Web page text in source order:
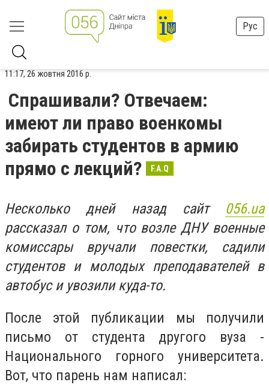
Рус
11:17, 26 жовтня 2016 р.
Спрашивали? Отвечаем:
имеют ли право военкомы
забирать студентов в армию
прямо с лекций?
F.A.Q
Несколько дней назад сайт 056.ua
рассказал о том, что возле ДНУ военные
комиссары вручали повестки, садили
студентов и молодых преподавателей в
автобус и увозили куда-то.
После этой публикации мы получили
письмо от студента другого вуза -
Национального горного университета.
Вот, что парень нам написал: